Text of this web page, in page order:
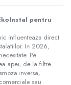
pentru
influenteaza direct
In 2026,
Pe
apei, de la filtre
inversa,
sau